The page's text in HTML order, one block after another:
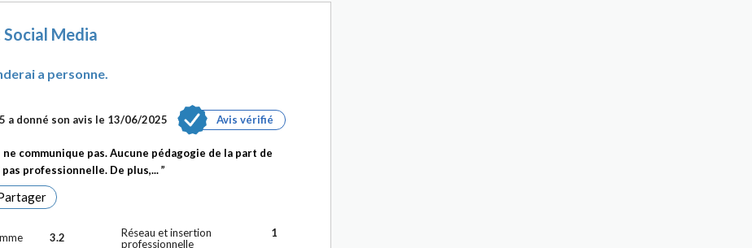
Media
a personne.
a donné son avis le 13/06/2025 Avis vérifié
communique pas. Aucune pédagogie de la part de
professionnelle. De plus,...
3.2
Réseau et insertion
professionnelle
1